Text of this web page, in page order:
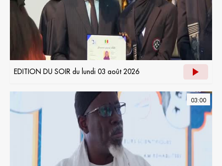
EDITION DU SOIR du lundi 03 août 2026
03:00